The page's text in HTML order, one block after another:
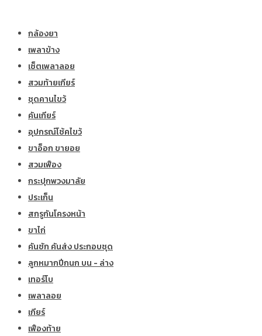
กล้องยา
เพลาข้าง
เซ็ตเพลาลอย
สวมท้ายเกียร์
ชุดคานไขว้
คันเกียร์
อุปกรณ์โช้คไขว้
ขาอ็อก ขายอย
สวมเฟือง
กระปุกพวงมาลัย
ประเก็น
สกรูกันโครงหน้า
ขาไก่
คันชัก คันส่ง ประกอบชุด
ลูกหมากปีกนก บน - ล่าง
เทอร์โบ
เพลาลอย
เกียร์
เฟืองท้าย